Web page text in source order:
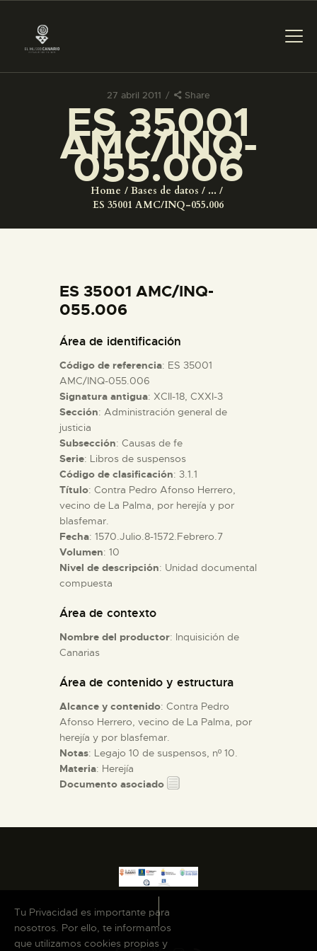
27 abril 2011 Share
ES 35001
AMC/INQ-
055.006
Home Bases de datos
...
ES 35001 AMC/INQ-055.006
PREPARAR LA VISITA
ACTIVIDADES
COLECCIONES
ESPAÑOL
PREPARAR LA VISITA
ACTIVIDADES
█
EL MUSEO
COLECCIONES
ES 35001 AMC/INQ-
055.006
Área de identificación
Código de referencia: ES 35001
AMC/INQ-055.006
Signatura antigua: XCII-18, CXXI-3
Sección: Administración general de
justicia
Subsección: Causas de fe
Serie: Libros de suspensos
Código de clasificación: 3.1.1
Título: Contra Pedro Afonso Herrero,
vecino de La Palma, por herejía y por
blasfemar.
Fecha: 1570.Julio.8-1572.Febrero.7
Volumen: 10
Nivel de descripción: Unidad documental
compuesta
Área de contexto
Nombre del productor: Inquisición de
Canarias
Área de contenido y estructura
Alcance y contenido: Contra Pedro
Afonso Herrero, vecino de La Palma, por
herejía y por blasfemar.
Notas: Legajo 10 de suspensos, nº 10.
Materia: Herejía
Documento asociado
Tu Privacidad es importante para
nosotros. Por ello, te informamos
que utilizamos cookies propias y